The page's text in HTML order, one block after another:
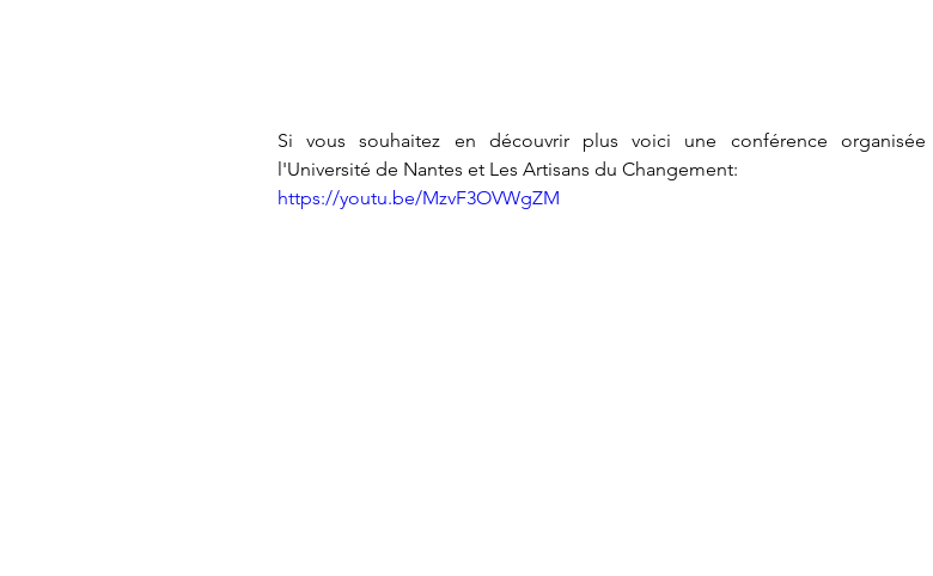
Si vous souhaitez en découvrir plus voici une conférence
l'Université de Nantes et Les Artisans du Changement:
https://youtu.be/MzvF3OVWgZM